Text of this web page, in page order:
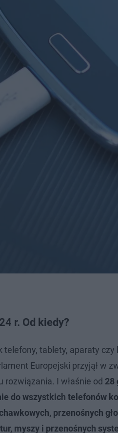
r. Od kiedy?
tablety, aparaty czy
Europejski przyjął w
I właśnie od 28
do wszystkich telefonów
przenośnych
myszy i przenośnych